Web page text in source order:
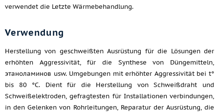
verwendet die Letzte Wärmebehandlung.
Verwendung
Herstellung von geschweißten Ausrüstung für die Lösungen der
erhöhten Aggressivität, für die Synthese von Düngemitteln,
этаноламинов usw. Umgebungen mit erhöhter Aggressivität bei t°
bis 80 °C. Dient für die Herstellung von Schweißdraht und
Schweißelektroden, gefragtesten für Installationen verbindungen,
in den Gelenken von Rohrleitungen, Reparatur der Ausrüstung, die